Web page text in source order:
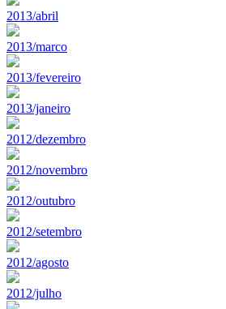
2013/abril
2013/marco
2013/fevereiro
2013/janeiro
2012/dezembro
2012/novembro
2012/outubro
2012/setembro
2012/agosto
2012/julho